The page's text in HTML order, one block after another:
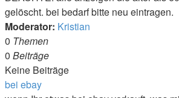
gelöscht. bei bedarf bitte neu eintragen.
Moderator: Kristian
0 Themen
0 Beiträge
Keine Beiträge
bei ebay